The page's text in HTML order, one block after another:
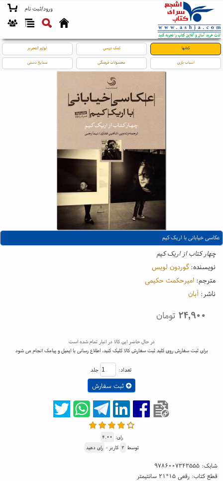
ورود/ثبت نام
کتابها کمک درسی لوازم التحریر
اسباب بازی محصولات فرهنگی صنایع دستی
عکاسی خیابانی با اریک کیم
چهار کتاب از اریک کیم
نویسنده:گوردون لویس
مترجم: امیرحکمت حکیمی
ناشر: آبان
۲۴,۹۰۰ تومان
در حال حاضر این کالا در انبار تمام شده است
برای ثبت سفارش روی کلید ثبت سفارش کالا کلیک کنید، اطلاع رسانی با ایمیل و پیامک انجام می شود
تعداد: جلد
ثبت سفارش
رای: ۴.۰۰
توسط ۲ کاربر - رای دهید
شابک:۹۷۸۶۰۰۷۳۴۳۵۵۵
قطع کتاب: رقعی ۱۵*۲۱ سانتیمتر